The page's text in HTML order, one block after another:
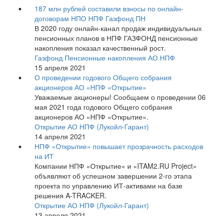
187 млн рублей составили взносы по онлайн-
договорам НПО НПФ Газфонд ПН
В 2020 году онлайн-канал продаж индивидуальных
пенсионных планов в НПФ ГАЗФОНД пенсионные
накопления показал качественный рост.
Газфонд Пенсионные накопления АО НПФ
15 апреля 2021
О проведении годового Общего собрания
акционеров АО «НПФ «Открытие»
Уважаемые акционеры! Сообщаем о проведении 06
мая 2021 года годового Общего собрания
акционеров АО «НПФ «Открытие».
Открытие АО НПФ (Лукойл-Гарант)
14 апреля 2021
НПФ «Открытие» повышает прозрачность расходов
на ИТ
Компании НПФ «Открытие» и «ITAM2.RU Project»
объявляют об успешном завершении 2-го этапа
проекта по управлению ИТ-активами на базе
решения A-TRACKER.
Открытие АО НПФ (Лукойл-Гарант)